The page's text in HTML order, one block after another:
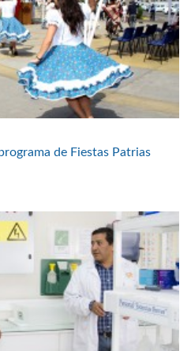
de Fiestas Patrias